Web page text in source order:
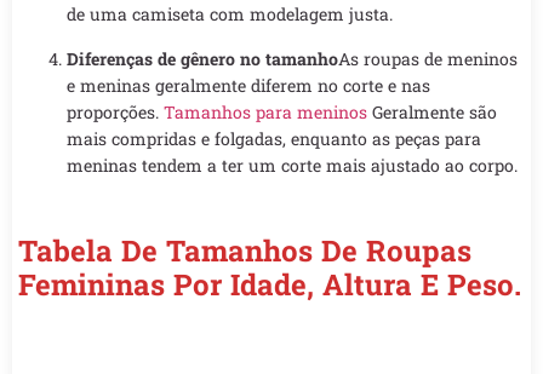
de uma camiseta com modelagem justa.
Diferenças de gênero no tamanhoAs roupas de meninos
e meninas geralmente diferem no corte e nas
proporções. Tamanhos para meninos Geralmente são
mais compridas e folgadas, enquanto as peças para
meninas tendem a ter um corte mais ajustado ao corpo.
Tabela De Tamanhos De Roupas
Femininas Por Idade, Altura E Peso.